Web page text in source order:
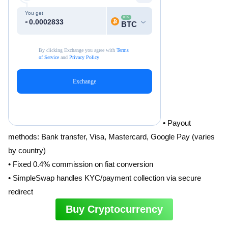
• Payout
methods: Bank transfer, Visa, Mastercard, Google Pay (varies
by country)
• Fixed 0.4% commission on fiat conversion
• SimpleSwap handles KYC/payment collection via secure
redirect
Buy Cryptocurrency